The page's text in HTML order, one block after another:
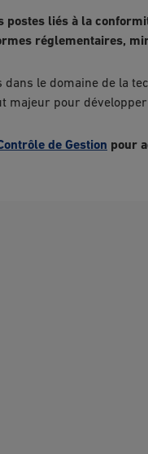
liés à la
réglementaires,
le domaine de la
pour
de Gestion pour